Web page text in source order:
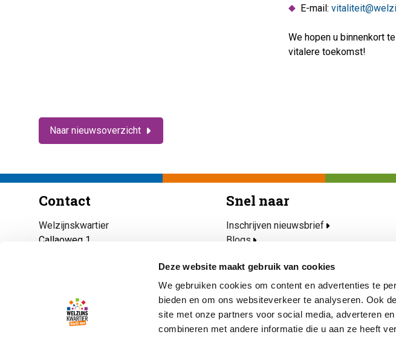
Deze website maakt gebruik van cookies
We gebruiken cookies om content en advertenties te
bieden en om ons websiteverkeer te analyseren. Ook
site met onze partners voor social media, adverteren
combineren met andere informatie die u aan ze heeft
E-mail:
We hopen u binnenkort
vitalere toekomst!
Naar nieuwsoverzicht
Contact
Welzijnskwartier
Callaoweg 1
Snel naar
Inschrijven nieuwsbrief
Blogs
Katwijk Rijd(t) Mee
Open eettafels
Ik heb nu hulp nodig